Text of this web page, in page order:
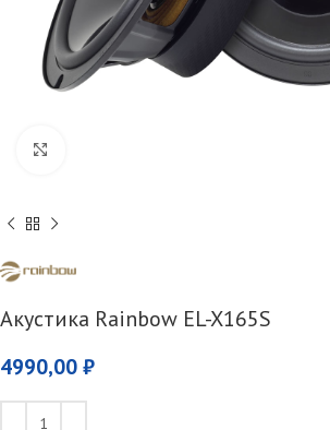
Акустика Rainbow EL-X165S
4990,00 ₽